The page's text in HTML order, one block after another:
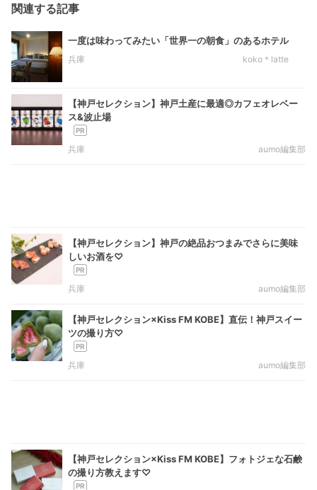
関連する記事
一度は味わってみたい「世界一の朝食」のあるホテル
兵庫 koko＊latte
【神戸セレクション】神戸土産に最適◎カフェオレベー
ス&波止場
兵庫 aumo編集部
【神戸セレクション】神戸の絶品おつまみでさらに美味
しいお酒を♡
兵庫 aumo編集部
【神戸セレクション×Kiss FM KOBE】直伝！神戸スイー
ツの撮り方♡
兵庫 aumo編集部
【神戸セレクション×Kiss FM KOBE】フォトジェな石鹸
の撮り方教えます♡